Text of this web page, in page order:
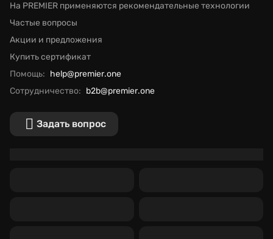
На PREMIER применяются рекомендательные технологии
Частые вопросы
Акции и предложения
Купить сертификат
Помощь: help@premier.one
Сотрудничество: b2b@premier.one
Задать вопрос